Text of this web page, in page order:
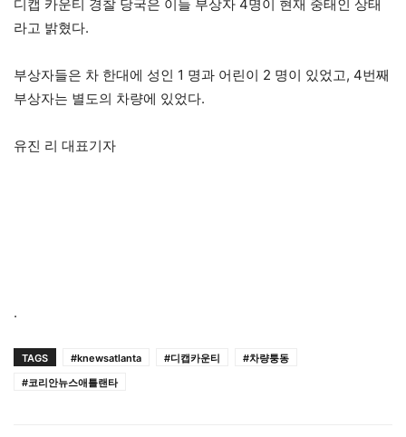
디캡 카운티 경찰 당국은 이들 부상자 4명이 현재 중태인 상태
라고 밝혔다.
부상자들은 차 한대에 성인 1 명과 어린이 2 명이 있었고, 4번째
부상자는 별도의 차량에 있었다.
유진 리 대표기자
.
TAGS #knewsatlanta #디캡카운티
#차량퉁동
#코리안뉴스애틀랜타